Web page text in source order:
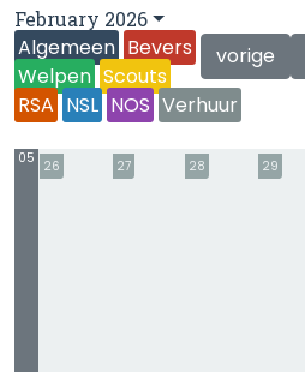
February 2026
vorige
Algemeen Bevers
Welpen Scouts
RSA NSL NOS Verhuur
05 26 27 28 29